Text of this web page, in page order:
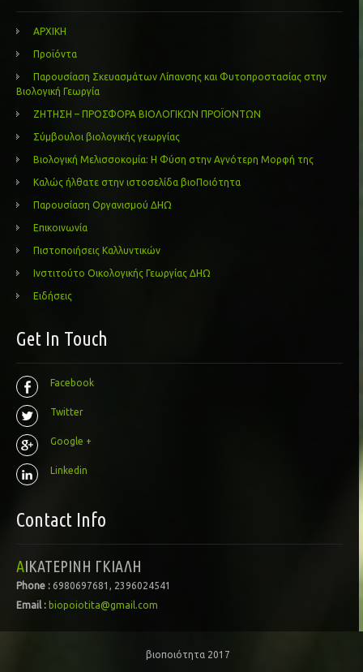
ΑΡΧΙΚΗ
Προϊόντα
Παρουσίαση Σκευασμάτων Λίπανσης και Φυτοπροστασίας στην
Βιολογική Γεωργία
ΖΗΤΗΣΗ – ΠΡΟΣΦΟΡΑ ΒΙΟΛΟΓΙΚΩΝ ΠΡΟΪΟΝΤΩΝ
Σύμβουλοι βιολογικής γεωργίας
Βιολογική Μελισσοκομία: Η Φύση στην Αγνότερη Μορφή της
Καλώς ήλθατε στην ιστοσελίδα βιοΠοιότητα
Παρουσίαση Οργανισμού ΔΗΩ
Επικοινωνία
Πιστοποιήσεις Καλλυντικών
Ινστιτούτο Οικολογικής Γεωργίας ΔΗΩ
Ειδήσεις
Get In Touch
Facebook
Twitter
Google +
Linkedin
Contact Info
ΑΙΚΑΤΕΡΙΝΗ ΓΚΙΑΛΗ
Phone : 6980697681, 2396024541
Email : biopoiotita@gmail.com
βιοποιότητα 2017